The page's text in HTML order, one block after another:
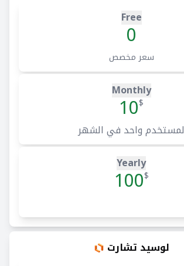
Free
0
سعر مخصص
Monthly
$
10
لمستخدم واحد في الشهر
Yearly
$
100
لوسيد تشارت